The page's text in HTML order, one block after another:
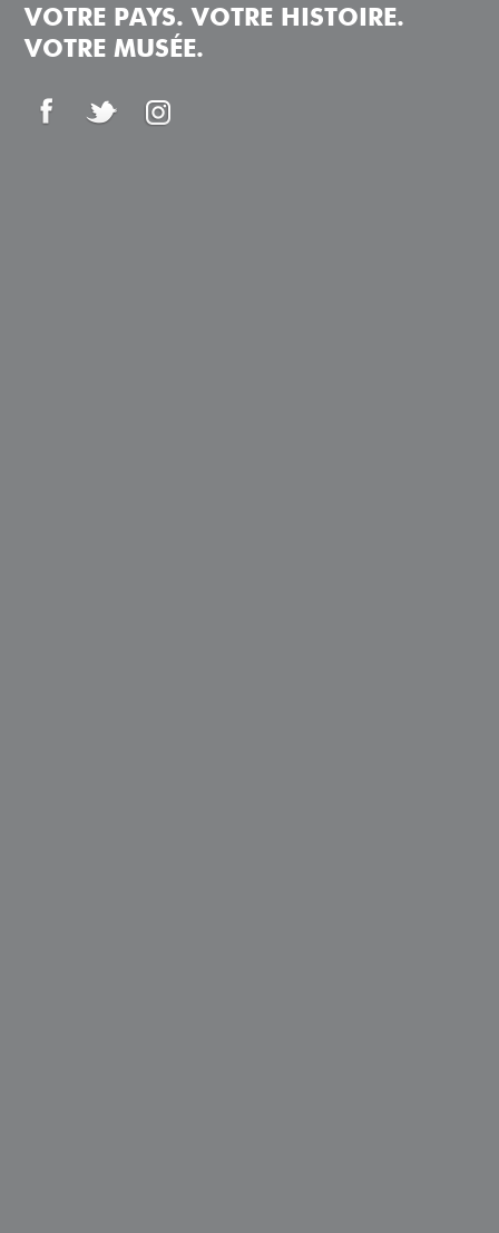
VOTRE PAYS. VOTRE HISTOIRE.
VOTRE MUSÉE.